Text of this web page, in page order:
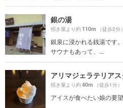
銀の湯
招き屋より約110m （徒歩2分）
銀泉に浸かれる銭湯です
サウナもあって、...
アリマジェラテリア
招き屋より約40m （徒歩1分）
アイスが食べたい娘の要